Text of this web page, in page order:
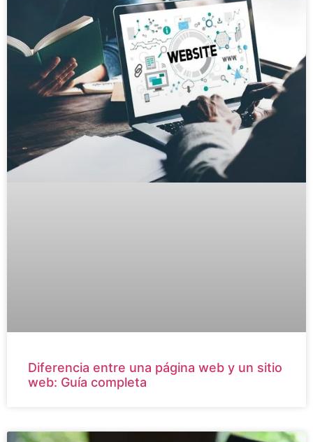
Diferencia entre una página web y un sitio
web: Guía completa